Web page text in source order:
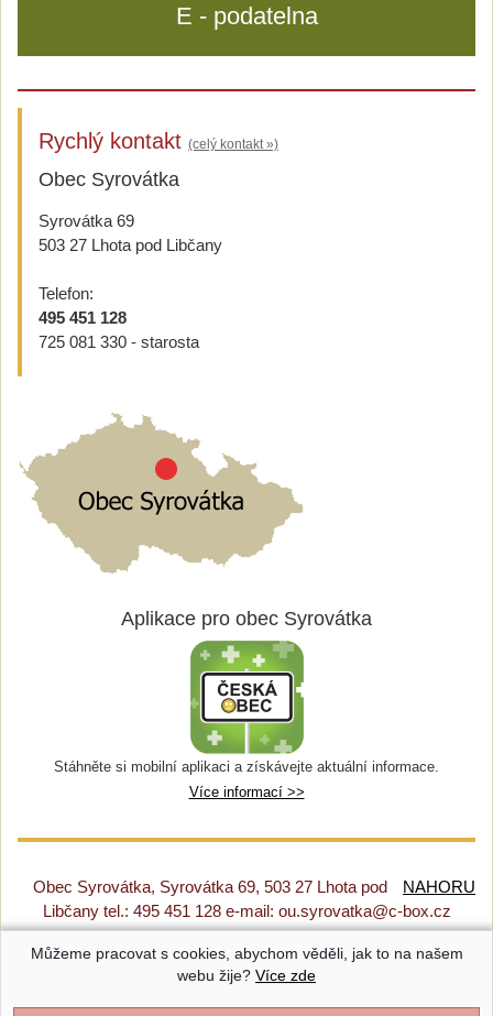
E - podatelna
Rychlý kontakt (celý kontakt »)
Obec Syrovátka
Syrovátka 69
503 27 Lhota pod Libčany
Telefon:
495 451 128
725 081 330 - starosta
Aplikace pro obec Syrovátka
Stáhněte si mobilní aplikaci a získávejte aktuální informace.
Více informací >>
NAHORU
Obec Syrovátka, Syrovátka 69, 503 27 Lhota pod
Libčany tel.: 495 451 128 e-mail: ou.syrovatka@c-box.cz
Prohlášení o přístupnosti|Původní web|Nastavení cookies
Můžeme pracovat s cookies, abychom věděli, jak to na našem
webu žije? Více zde